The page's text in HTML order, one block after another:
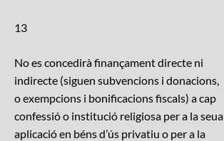
13
No es concedirà finançament directe ni
indirecte (siguen subvencions i donacions,
o exempcions i bonificacions fiscals) a cap
confessió o institució religiosa per a la seua
aplicació en béns d’ús privatiu o per a la